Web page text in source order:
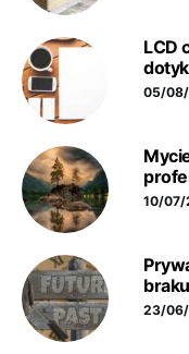
LCD
05/
10/
23/